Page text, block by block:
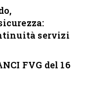
servizi
FVG del 16